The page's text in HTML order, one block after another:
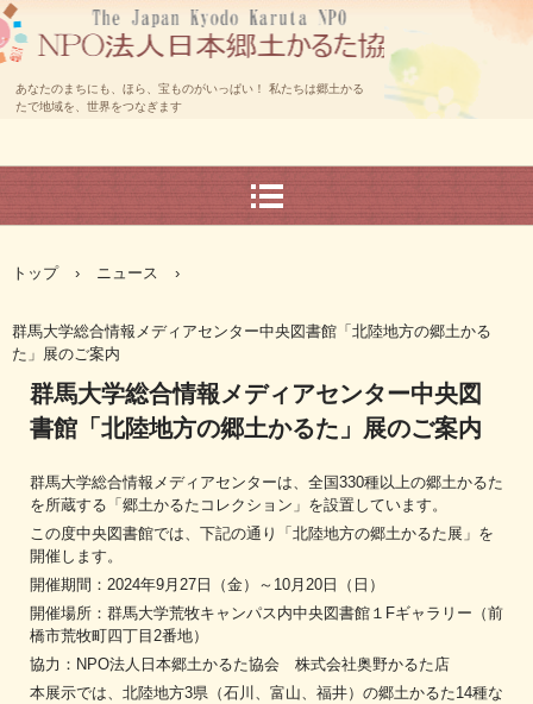
あなたのまちにも、ほら、宝ものがいっぱい！ 私たちは郷土かる
たで地域を、世界をつなぎます
トップ › ニュース ›
群馬大学総合情報メディアセンター中央図書館「北陸地方の郷土かる
た」展のご案内
群馬大学総合情報メディアセンター中央図
書館「北陸地方の郷土かるた」展のご案内
群馬大学総合情報メディアセンターは、全国330種以上の郷土かるた
を所蔵する「郷土かるたコレクション」を設置しています。
この度中央図書館では、下記の通り「北陸地方の郷土かるた展」を
開催します。
開催期間：2024年9月27日（金）～10月20日（日）
開催場所：群馬大学荒牧キャンパス内中央図書館１Fギャラリー（前
橋市荒牧町四丁目2番地）
協力：NPO法人日本郷土かるた協会 株式会社奥野かるた店
本展⽰では、北陸地⽅3県（⽯川、富山、福井）の郷⼟かるた14種な